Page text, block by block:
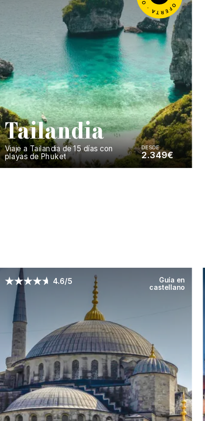
Tailandia
Viaje a Tailandia de 15 días con
playas de Phuket
DESDE
2.349€
4.6/5
Guía en
castellano